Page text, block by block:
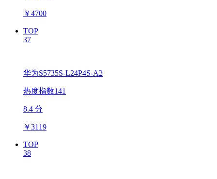
￥4700
TOP
37
华为S5735S-L24P4S-A2
热度指数141
8.4 分
￥3119
TOP
38